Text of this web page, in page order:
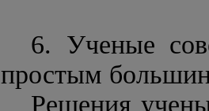
6. Ученые
простым
Решения